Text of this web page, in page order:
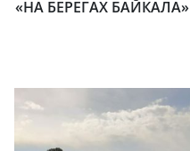
«НА БЕРЕГАХ БАЙКАЛА»